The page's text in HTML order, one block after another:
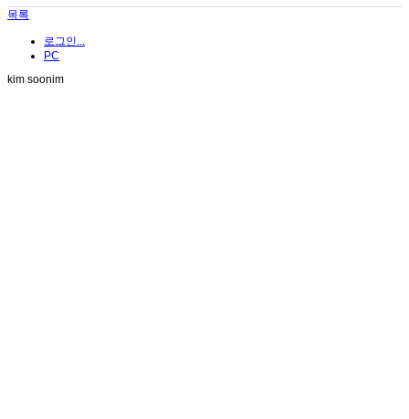
목록
로그인...
PC
kim soonim